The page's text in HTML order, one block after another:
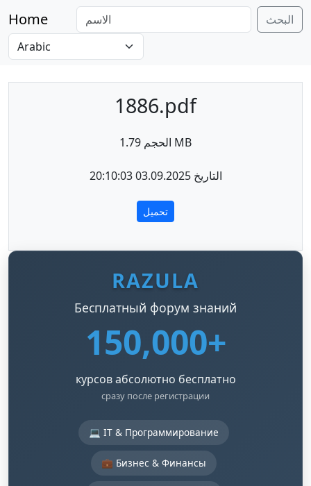
Home البحث
1886.pdf
الحجم 1.79 MB
التاريخ 03.09.2025 20:10:03
تحميل
RAZULA
Бесплатный форум знаний
150,000+
курсов абсолютно бесплатно
сразу после регистрации
💻 IT & Программирование
💼 Бизнес & Финансы